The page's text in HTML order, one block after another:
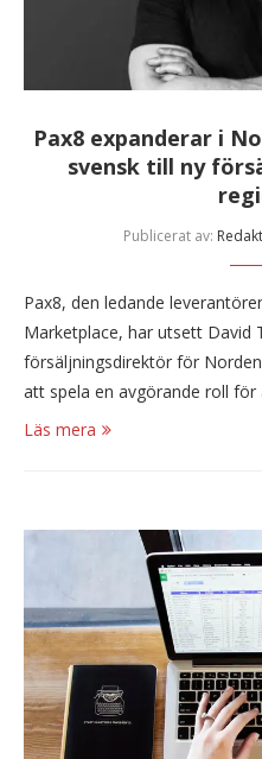
Pax8 expanderar i
svensk till ny
Publicerat av:
Pax8, den ledande
Marketplace, har utsett David
försäljningsdirektör för
att spela en avgörande roll
Läs mera